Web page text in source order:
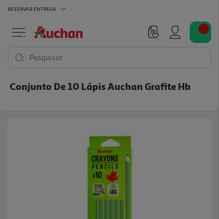
RESERVAR ENTREGA
Pesquisar
Conjunto De 10 Lápis Auchan Grafite Hb